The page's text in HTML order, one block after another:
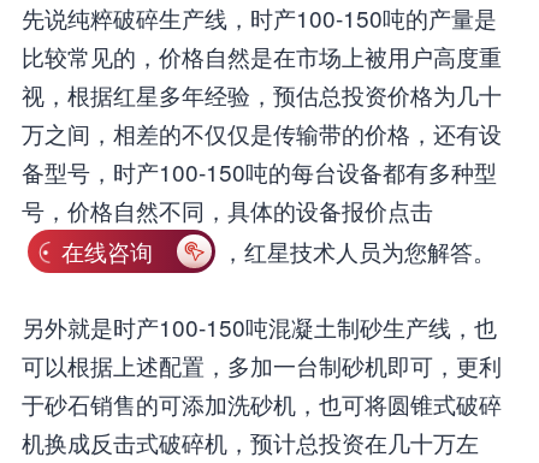
先说纯粹破碎生产线，时产100-150吨的产量是
比较常见的，价格自然是在市场上被用户高度重
视，根据红星多年经验，预估总投资价格为几十
万之间，相差的不仅仅是传输带的价格，还有设
备型号，时产100-150吨的每台设备都有多种型
号，价格自然不同，具体的设备报价点击
在线咨询
，红星技术人员为您解答。
另外就是时产100-150吨混凝土制砂生产线，也
可以根据上述配置，多加一台制砂机即可，更利
于砂石销售的可添加洗砂机，也可将圆锥式破碎
机换成反击式破碎机，预计总投资在几十万左